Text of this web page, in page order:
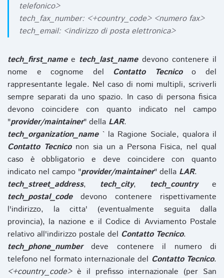
telefonico>
tech_fax_number: <+country_code> <numero fax>
tech_email: <indirizzo di posta elettronica>
tech_first_namee tech_last_namedevono contenere il
nome e cognome del Contatto Tecnicoo del
rappresentante legale. Nel caso di nomi multipli, scriverli
sempre separati da uno spazio. In caso di persona fisica
devono coincidere con quanto indicato nel campo
"provider/maintainer" della LAR.
tech_organization_name` la Ragione Sociale, qualora il
Contatto Tecniconon sia un a Persona Fisica, nel qual
caso è obbligatorio e deve coincidere con quanto
indicato nel campo "provider/maintainer" della LAR.
tech_street_address, tech_city, tech_countrye
tech_postal_codedevono contenere rispettivamente
l'indirizzo, la citta' (eventualmente seguita dalla
provincia), la nazione e il Codice di Avviamento Postale
relativo all'indirizzo postale del Contatto Tecnico.
tech_phone_numberdeve contenere il numero di
telefono nel formato internazionale del Contatto Tecnico.
<+country_code>è il prefisso internazionale (per San